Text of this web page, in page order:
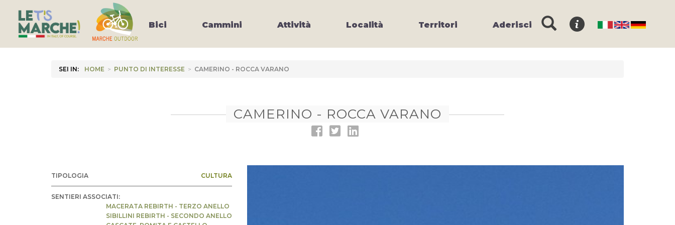
Bici Cammini Attività Località Territori Aderisci
SEI IN: HOME > PUNTO DI INTERESSE > CAMERINO - ROCCA VARANO
CAMERINO - ROCCA VARANO
TIPOLOGIA CULTURA
SENTIERI ASSOCIATI:
MACERATA REBIRTH - TERZO ANELLO
SIBILLINI REBIRTH - SECONDO ANELLO